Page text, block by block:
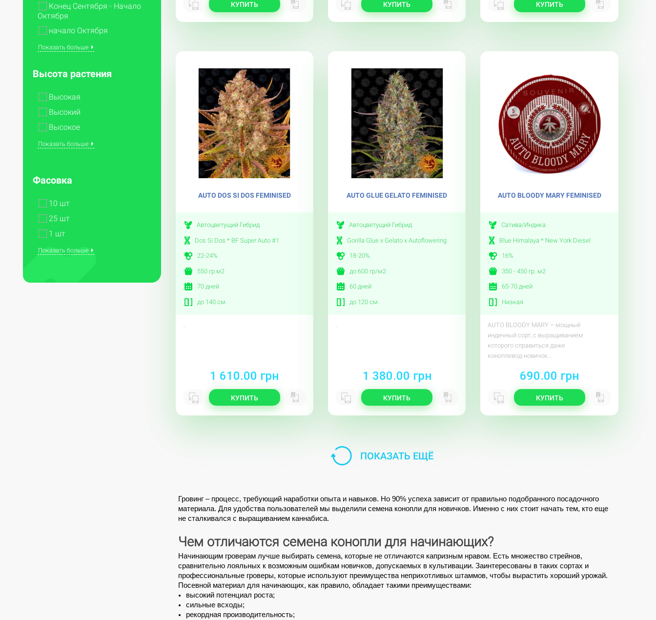
Конец Сентября - Начало
Октября
начало Октября
Показать больше
Высота растения
Высокая
Высокий
Высокое
Показать больше
Фасовка
10 шт
25 шт
1 шт
Показать больше
КУПИТЬ КУПИТЬ КУПИТЬ
AUTO DOS SI DOS FEMINISED
Автоцветущий Гибрид
Dos Si Dos * BF Super Auto #1
22-24%
550 гр.м2
70 дней
до 140 см.
..
1 610.00 грн
КУПИТЬ
AUTO GLUE GELATO FEMINISED
Автоцветущий Гибрид
Gorilla Glue x Gelato x Autoflowering
18-20%
до 600 гр/м2
60 дней
до 120 см.
..
1 380.00 грн
КУПИТЬ
AUTO BLOODY MARY FEMINISED
Сатива/Индика
Blue Himalaya * New York Diesel
16%
350 - 450 гр. м2
65-70 дней
Низкая
AUTO BLOODY MARY – мощный
индичный сорт, с выращиванием
которого справиться даже
коноплевод-новичок...
690.00 грн
КУПИТЬ
ПОКАЗАТЬ ЕЩЁ
Гровинг – процесс, требующий наработки опыта и навыков. Но 90% успеха зависит от правильно подобранного посадочного
материала. Для удобства пользователей мы выделили семена конопли для новичков. Именно с них стоит начать тем, кто еще
не сталкивался с выращиванием каннабиса.
Чем отличаются семена конопли для начинающих?
Начинающим гроверам лучше выбирать семена, которые не отличаются капризным нравом. Есть множество стрейнов,
сравнительно лояльных к возможным ошибкам новичков, допускаемых в культивации. Заинтересованы в таких сортах и
профессиональные гроверы, которые используют преимущества неприхотливых штаммов, чтобы вырастить хороший урожай.
Посевной материал для начинающих, как правило, обладает такими преимуществами:
высокий потенциал роста;
сильные всходы;
рекордная производительность;